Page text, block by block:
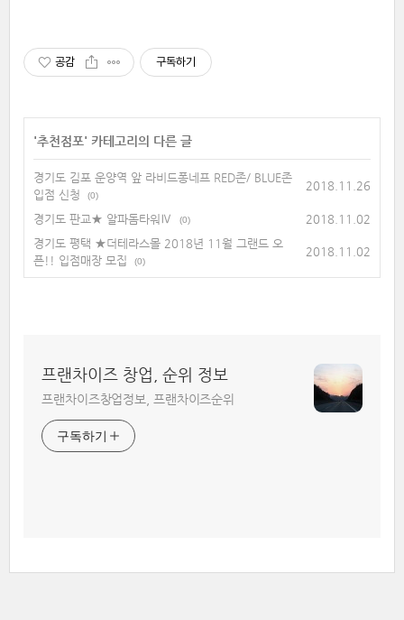
공감 구독하기
'추천점포' 카테고리의 다른 글
경기도 김포 운양역 앞 라비드퐁네프 RED존/ BLUE존
입점 신청
(0)
2018.11.26
경기도 판교★ 알파돔타워Ⅳ (0)
2018.11.02
경기도 평택 ★더테라스몰 2018년 11월 그랜드 오
픈!! 입점매장 모집
(0)
2018.11.02
프랜차이즈 창업, 순위 정보
프랜차이즈창업정보, 프랜차이즈순위
구독하기